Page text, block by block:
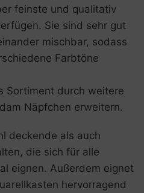
feinste und qualitativ
Sie sind sehr gut
mischbar, sodass
Farbtöne
Sortiment durch weitere
Näpfchen erweitern.
deckende als auch
die sich für alle
eignen. Außerdem eignet
hervorragend